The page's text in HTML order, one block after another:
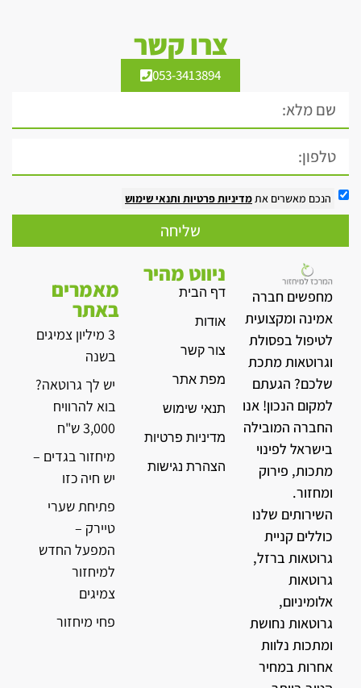
צרו קשר
053-3413894
הנכם מאשרים אתמדיניות פרטיות ותנאי שימוש
שליחה
מחפשים חברה
אמינה ומקצועית
לטיפול בפסולת
וגרוטאות מתכת
שלכם? הגעתם
למקום הנכון! אנו
החברה המובילה
בישראל לפינוי
מתכות, פירוק
ומחזור.
השירותים שלנו
כוללים קניית
גרוטאות ברזל,
גרוטאות
אלומיניום,
גרוטאות נחושת
ומתכות נלוות
אחרות במחיר
ניווט מהיר
דף הבית
אודות
צור קשר
מפת אתר
תנאי שימוש
מדיניות פרטיות
הצהרת נגישות
מאמרים
באתר
3 מיליון צמיגים
בשנה
יש לך גרוטאה?
בוא להרוויח
3,000 ש"ח
מיחזור בגדים –
יש חיה כזו
פתיחת שערי
טיירק –
המפעל החדש
למיחזור
צמיגים
פחי מיחזור